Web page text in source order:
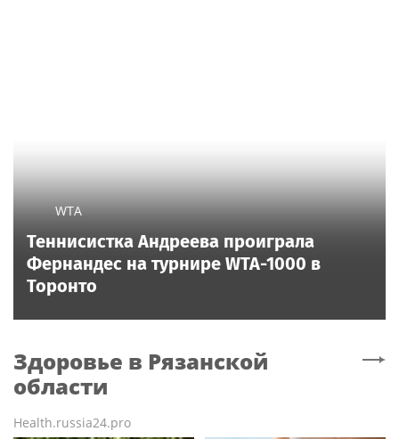
WTA
Теннисистка Андреева проиграла
Фернандес на турнире WTA-1000 в
Торонто
Здоровье в Рязанской
области
Health.russia24.pro